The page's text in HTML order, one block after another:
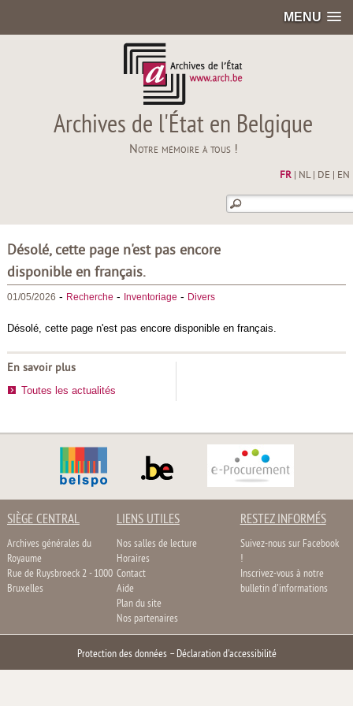
MENU
Archives de l'État en Belgique
Notre mémoire à tous !
FR| NL| DE EN
Désolé, cette page n'est pas encore
disponible en français.
01/05/2026 - Recherche - Inventoriage - Divers
Désolé, cette page n'est pas encore disponible en français.
En savoir plus
Toutes les actualités
SIÈGE CENTRAL
Archives générales du
Royaume
Rue de Ruysbroeck 2 - 1000
Bruxelles
LIENS UTILES
Nos salles de lecture
Horaires
Contact
Aide
Plan du site
Nos partenaires
RESTEZ INFORMÉS
Suivez-nous sur Facebook
!
Inscrivez-vous à notre
bulletin d'informations
Protection des données– Déclaration d'accessibilité